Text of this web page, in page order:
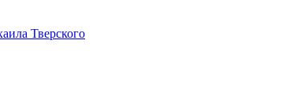
Тверского